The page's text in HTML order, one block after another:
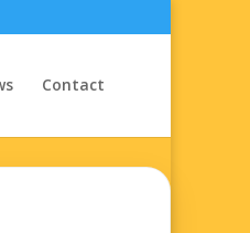
Contact